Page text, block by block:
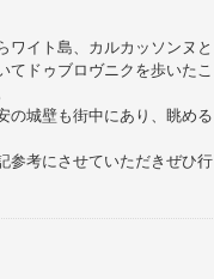
ワイト島、カルカッソンヌと
てドゥブロヴニクを歩いたこ
の城壁も街中にあり、眺める
参考にさせていただきぜひ行